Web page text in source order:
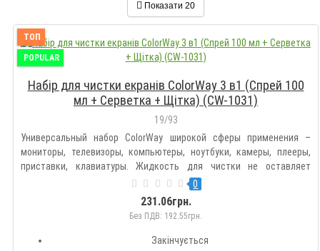
Показати 20
ТОП
POPULAR
Набір для чистки екранів ColorWay 3 в1 (Спрей 100
мл + Серветка + Щітка) (CW-1031)
19/93
Универсальный набор ColorWay широкой сферы применения –
мониторы, телевизоры, компьютеры, ноутбуки, камеры, плееры,
приставки, клавиатуры. Жидкость для чистки не оставляет
разводов, не повреждает поверхность экрана, а также создает
антистатическое и антибактериальное покрытие. Салфетка
0
231.06грн.
Без ПДВ: 192.55грн.
Закінчується